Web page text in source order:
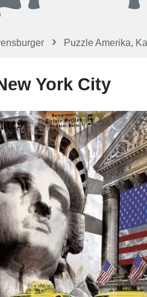
Puzzle Amerika,
York City